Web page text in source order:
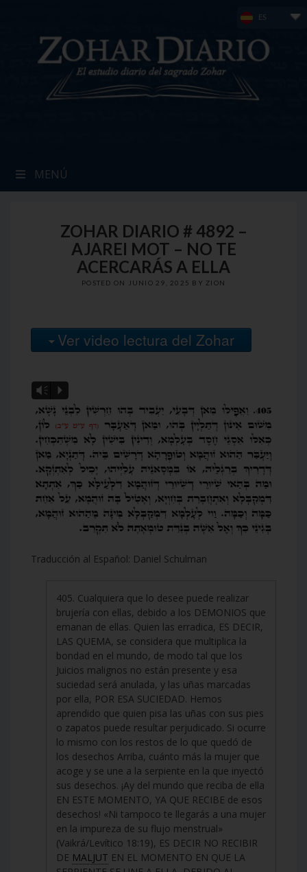
ES
MENÚ
ZOHAR DIARIO # 4892 –
AJAREI MOT – NO TE
ACERCARÁS A ELLA
POSTED ON JUNIO 29, 2025 BY ZION
Ver video lectura del Zohar
Vm P
Traducción al Español: Daniel Schulman
405. Cualquiera que lo desee puede realizar
brujería con ellas, debido a los DEMONIOS que
emanan de ellas. Quien las erradica, ES DECIR,
LAS QUEMA, se considera que multiplica la
bondad en el mundo, de modo tal que los
Juicios malignos no están presente y esa
suciedad será anulada, y las uñas marcadas
por ella, POR ESA SUCIEDAD. Hemos
aprendido que quien pisa las uñas con sus pies
o zapatos puede resultar perjudicado. Si ocurre
lo mismo con los restos de lo que quedó de
los desechos Arriba, cuánto más la mujer que
acoge y se une a la serpiente en la que inyectó
sus desechos. ¡Ay del mundo que reciba de ella
EN ESTE MOMENTO, YA QUE RECIBE de esos
desechos! «Ni tampoco te llegarás a una mujer
en la impureza de su flujo menstrual»
(Vaikrá/Levítico 18:19), ES DECIR NO RECIBIR
DE MALJUT EN EL MOMENTO EN QUE LA